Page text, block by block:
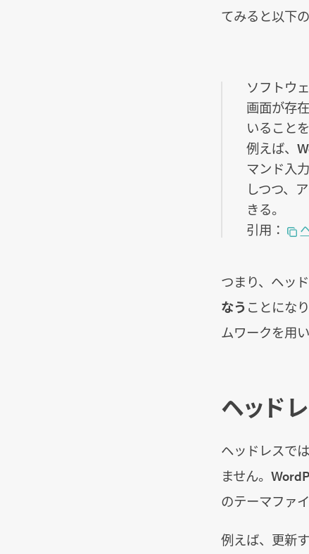
てみると以下
ソフトウ
画面が存
いることを
例えば、
マンド入
しつつ、
きる。
引用：
つまり、ヘッ
なうことにな
ムワークを用
ヘッド
ヘッドレスで
ません。
のテーマファ
例えば、更新